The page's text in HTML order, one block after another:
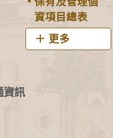
資項目總表
更多
資訊